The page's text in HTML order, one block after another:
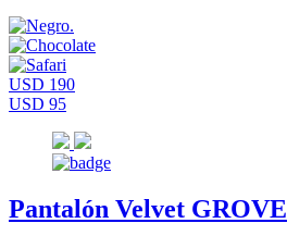
USD 190
USD 95
Pantalón Velvet GROVE